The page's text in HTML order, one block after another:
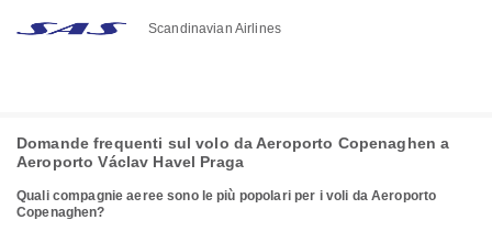
Scandinavian Airlines
Domande frequenti sul volo da Aeroporto Copenaghen a
Aeroporto Václav Havel Praga
Quali compagnie aeree sono le più popolari per i voli da Aeroporto
Copenaghen?